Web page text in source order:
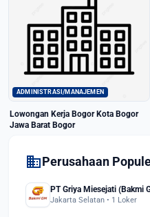
ADMINISTRASI/MANAJEMEN
Lowongan Kerja Bogor Kota Bogor
Jawa Barat Bogor
domainPerusahaan
PT Griya Miesejati (Bakmi
Jakarta Selatan • 1 Loker